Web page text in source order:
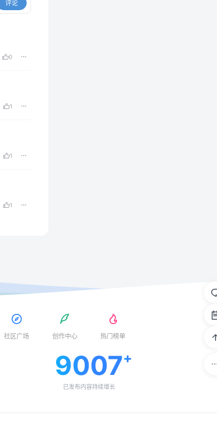
评论
0
1
1
1
社区广场 创作中心 热门榜单
9007
已发布内容持续增长